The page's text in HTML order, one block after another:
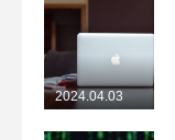
2024.04.03